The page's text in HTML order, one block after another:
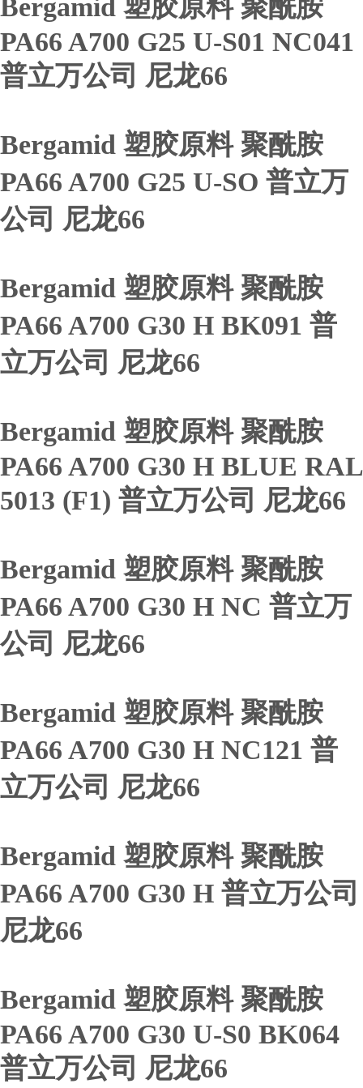
Bergamid 塑胶原料 聚酰胺
PA66 A700 G25 U-S01 NC041
普立万公司 尼龙66
Bergamid 塑胶原料 聚酰胺
PA66 A700 G25 U-SO 普立万
公司 尼龙66
Bergamid 塑胶原料 聚酰胺
PA66 A700 G30 H BK091 普
立万公司 尼龙66
Bergamid 塑胶原料 聚酰胺
PA66 A700 G30 H BLUE RAL
5013 (F1) 普立万公司 尼龙66
Bergamid 塑胶原料 聚酰胺
PA66 A700 G30 H NC 普立万
公司 尼龙66
Bergamid 塑胶原料 聚酰胺
PA66 A700 G30 H NC121 普
立万公司 尼龙66
Bergamid 塑胶原料 聚酰胺
PA66 A700 G30 H 普立万公司
尼龙66
Bergamid 塑胶原料 聚酰胺
PA66 A700 G30 U-S0 BK064
普立万公司 尼龙66